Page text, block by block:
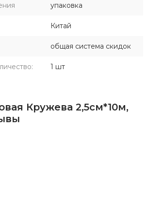
упаковка
Китай
общая система скидок
1 шт
Кружева 2,5см*10м,